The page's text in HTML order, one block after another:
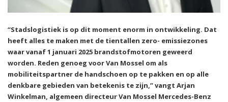
“Stadslogistiek is op dit moment enorm in ontwikkeling. Dat
heeft alles te maken met de tientallen zero- emissiezones
waar vanaf 1 januari 2025 brandstofmotoren geweerd
worden. Reden genoeg voor Van Mossel om als
mobiliteitspartner de handschoen op te pakken en op alle
denkbare gebieden van betekenis te zijn,” vangt Arjan
Winkelman, algemeen directeur Van Mossel Mercedes-Benz